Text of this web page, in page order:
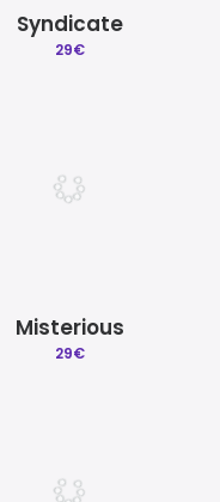
Syndicate
29€
Misterious
29€